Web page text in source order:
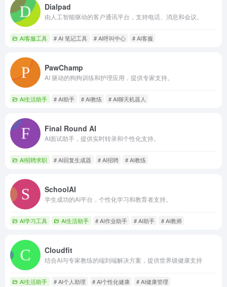
Dialpad
由人工智能驱动的客户通讯平台，支持电话、消息和会议。
AI客服工具 # AI 笔记工具 # AI呼叫中心 # AI客服
PawChamp
AI 驱动的狗狗训练和护理应用，提供专家支持。
AI生活助手 # AI助手 # AI教练 # AI聊天机器人
Final Round AI
AI面试助手，提供实时转录和个性化支持。
AI招聘求职 # AI回复生成器 # AI招聘 # AI教练
SchoolAI
学生成功的AI平台，个性化学习和教育者支持。
AI学习工具 AI生活助手 # AI作业助手 # AI助手 # AI教师
Cloudfit
结合AI与专家教练的端到端解决方案，提供世界级健康支持
AI生活助手 # AI个人助理 # AI个性化健康 # AI健康管理